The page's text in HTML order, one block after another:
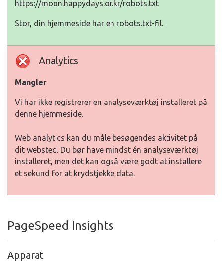
https://moon.happydays.or.kr/robots.txt
Stor, din hjemmeside har en robots.txt-fil.
Analytics
Mangler
Vi har ikke registrerer en analyseværktøj installeret på
denne hjemmeside.
Web analytics kan du måle besøgendes aktivitet på
dit websted. Du bør have mindst én analyseværktøj
installeret, men det kan også være godt at installere
et sekund for at krydstjekke data.
PageSpeed Insights
Apparat